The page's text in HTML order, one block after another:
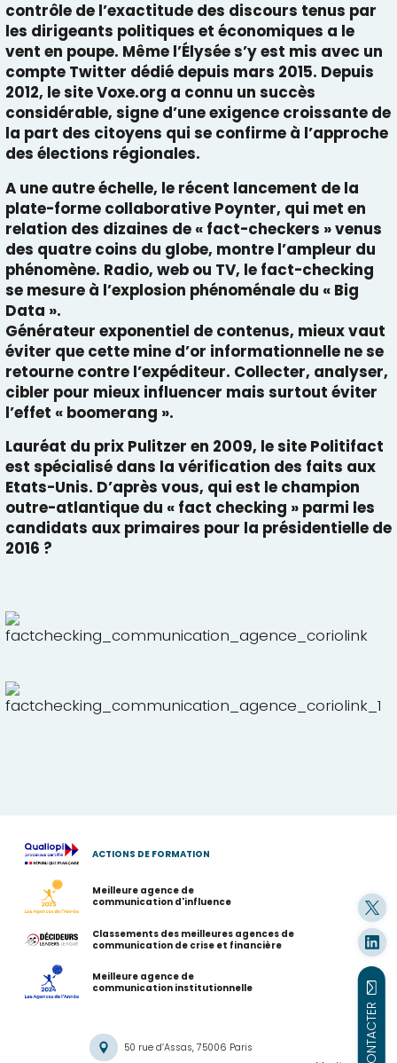
contrôle de l’exactitude des discours tenus par
les dirigeants politiques et économiques a le
vent en poupe. Même l’Élysée s’y est mis avec un
compte Twitter dédié depuis mars 2015. Depuis
2012, lesite Voxe.org a connu un succès
considérable, signe d’une exigence croissante de
la part des citoyens qui se confirme à l’approche
des élections régionales.
A une autre échelle, le récent lancement de la
plate-forme collaborative Poynter, qui met en
relation des dizaines de « fact-checkers » venus
des quatre coins du globe, montre l’ampleur du
phénomène. Radio, web ou TV, le fact-checking
se mesure à l’explosion phénoménale du « Big
Data ».
Générateur exponentiel de contenus, mieux vaut
éviter que cette mine d’or informationnelle ne se
retourne contre l’expéditeur. Collecter, analyser,
cibler pour mieux influencer mais surtout éviter
l’effet « boomerang ».
Lauréat du prix Pulitzer en 2009, lesite Politifact
est spécialisé dans la vérification des faits aux
Etats-Unis. D’après vous, qui est le champion
outre-atlantique du « fact checking » parmi les
candidats aux primaires pour la présidentielle de
2016 ?
ACTIONS DE FORMATION
Meilleure agence de
communication d'influence
Classements des meilleures agences de
communication de crise et financière
Meilleure agence de
communication institutionnelle
50 rue d’Assas, 75006 Paris